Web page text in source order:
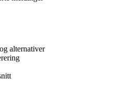
alternativer